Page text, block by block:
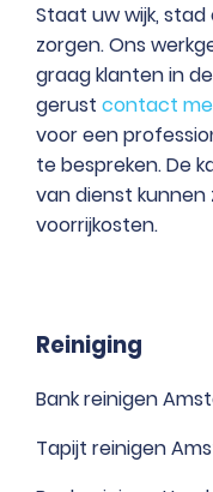
Staat uw wijk,
zorgen. Ons
graag klanten in
gerust contact
voor een
te bespreken. De
van dienst kunnen
voorrijkosten.
Reiniging
Bank reinigen
Tapijt reinigen